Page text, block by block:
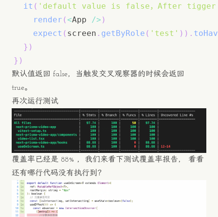
it ( 'default value is false，After
render (<App /> )
expect ( screen . getByRole ( 'test' ) ) .
} )
} )
默认值返回 false，当触发交叉观察器的时候会返回
true。
再次运行测试
覆盖率已经是 88% ，我们来看下测试覆盖率报告， 看看
还有哪行代码没有执行到？